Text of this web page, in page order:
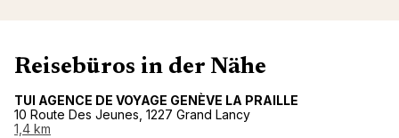
Reisebüros in der Nähe
TUI AGENCE DE VOYAGE GENÈVE LA PRAILLE
10 Route Des Jeunes, 1227 Grand Lancy
1,4 km